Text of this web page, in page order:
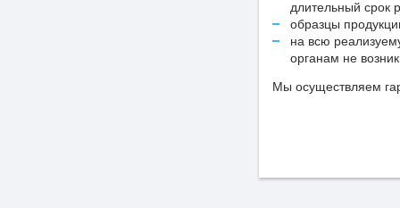
длительный срок
образцы
на всю
органам не
Мы осуществляем